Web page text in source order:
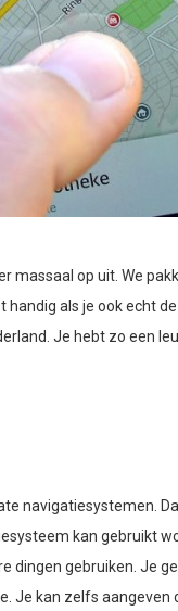
massaal op uit. We
als je ook echt
Je hebt zo een
navigatiesystemen.
kan gebruikt
dingen gebruiken. Je
Je kan zelfs aangeven